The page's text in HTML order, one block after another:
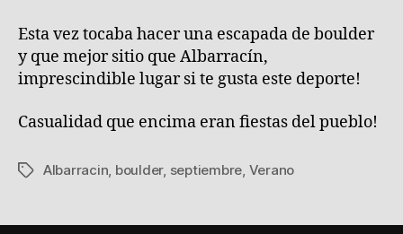
Esta vez tocaba hacer una escapada de boulder
y que mejor sitio que Albarracín,
imprescindible lugar si te gusta este deporte!
Casualidad que encima eran fiestas del pueblo!
Etiquetas
Albarracin boulder, septiembre Verano